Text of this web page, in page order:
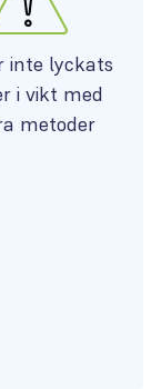
inte lyckats
i vikt med
metoder